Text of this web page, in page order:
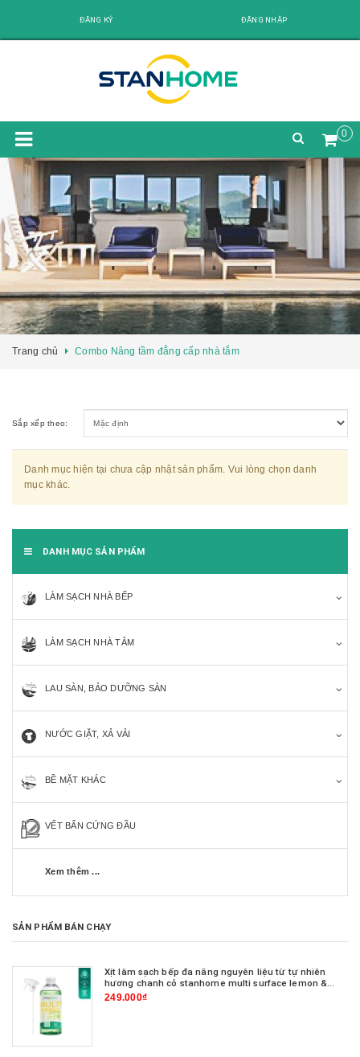
ĐĂNG KÝ ĐĂNG NHẬP
0
Trang chủ Combo Nâng tầm đẳng cấp nhà tắm
Sắp xếp theo:
Danh mục hiện tại chưa cập nhật sản phẩm. Vui lòng chọn danh
mục khác.
DANH MỤC SẢN PHẨM
LÀM SẠCH NHÀ BẾP
LÀM SẠCH NHÀ TẮM
LAU SÀN, BẢO DƯỠNG SÀN
NƯỚC GIẶT, XẢ VẢI
BỀ MẶT KHÁC
VẾT BẨN CỨNG ĐẦU
Xem thêm ...
SẢN PHẨM BÁN CHẠY
Xịt làm sạch bếp đa năng nguyên liệu từ tự nhiên
hương chanh cỏ stanhome multi surface lemon &
verbena scent 500ml
249.000₫